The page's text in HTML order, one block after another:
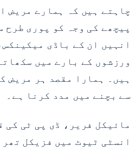
چاہتے ہیں کہ ہمارے مریض
پیچھے کی وجہ کو پوری طرح
انہیں ان کے باڈی
ورزشوں کے بارے میں
ہیں۔ ہمارا مقصد ہر مریض
سے بچنے میں مدد کرنا ہے۔
مائیکل فریر، ڈی پی ٹی کی
انسٹی ٹیوٹ میں فزیکل